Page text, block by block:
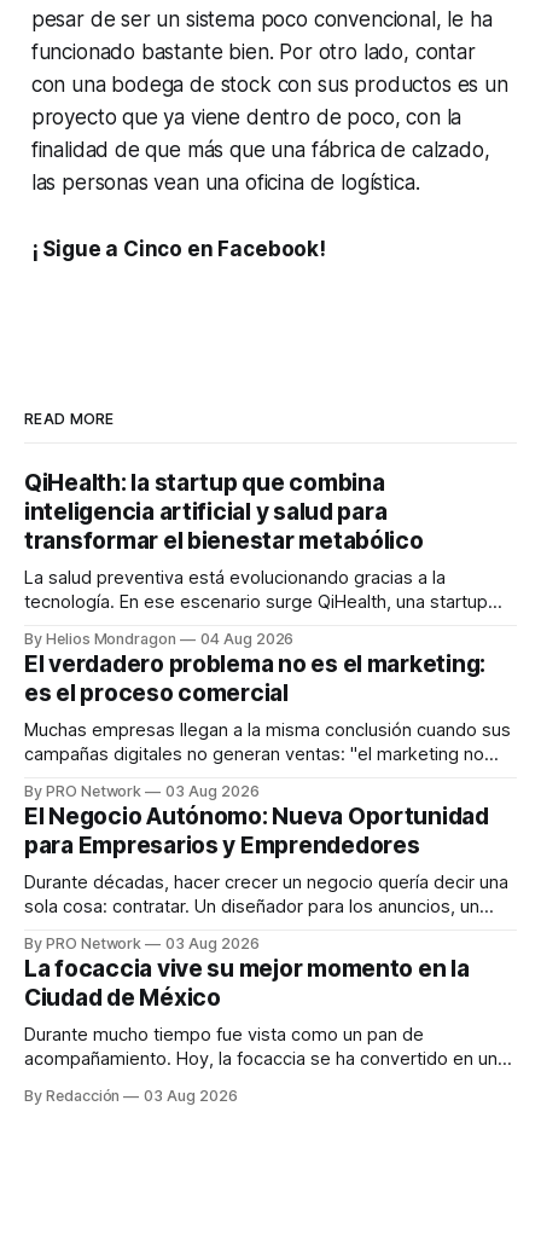
pesar de ser un sistema poco convencional, le ha
funcionado bastante bien. Por otro lado, contar
con una bodega de stock con sus productos es un
proyecto que ya viene dentro de poco, con la
finalidad de que más que una fábrica de calzado,
las personas vean una oficina de logística.
¡ Sigue a Cinco en Facebook!
READ MORE
QiHealth: la startup que combina
inteligencia artificial y salud para
transformar el bienestar metabólico
La salud preventiva está evolucionando gracias a la
tecnología. En ese escenario surge QiHealth, una startup
dispositivos inteligentes, inteligencia artificial y monitoreo
en tiempo real para ayudar a las personas a tomar mejores
decisiones sobre su salud metabólica. Su propuesta busca
responder
By Helios Mondragon 04 Aug 2026
El verdadero problema no es el marketing:
es el proceso comercial
Muchas empresas llegan a la misma conclusión cuando sus
campañas digitales no generan ventas: "el marketing no
INTERIUS, el problema suele estar en otro lugar. Durante
una entrevista para el podcast SER PRO, el especialista en
marketing digital explicó que
By PRO Network 03 Aug 2026
El Negocio Autónomo: Nueva Oportunidad
para Empresarios y Emprendedores
Durante décadas, hacer crecer un negocio quería decir una
sola cosa: contratar. Un diseñador para los anuncios, un
para los textos, alguien que supiera de publicidad digital
para encontrar prospectos, un vendedor para atender
llamadas y mensajes, y —con suerte— una persona
By PRO Network 03 Aug 2026
La focaccia vive su mejor momento en la
Ciudad de México
Durante mucho tiempo fue vista como un pan de
acompañamiento. Hoy, la focaccia se ha convertido en uno
artesanal, ingredientes de calidad y experiencias que
By Redacción 03 Aug 2026